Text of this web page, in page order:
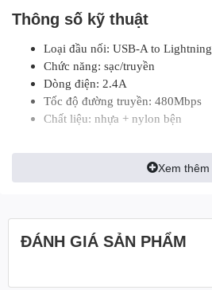
Thông số kỹ thuật
Loại đầu nối: USB-A to Lightning
Chức năng: sạc/truyền
Dòng điện: 2.4A
Tốc độ đường truyền: 480Mbps
Chất liệu: nhựa + nylon bện
Xem thêm
ĐÁNH GIÁ SẢN PHẨM